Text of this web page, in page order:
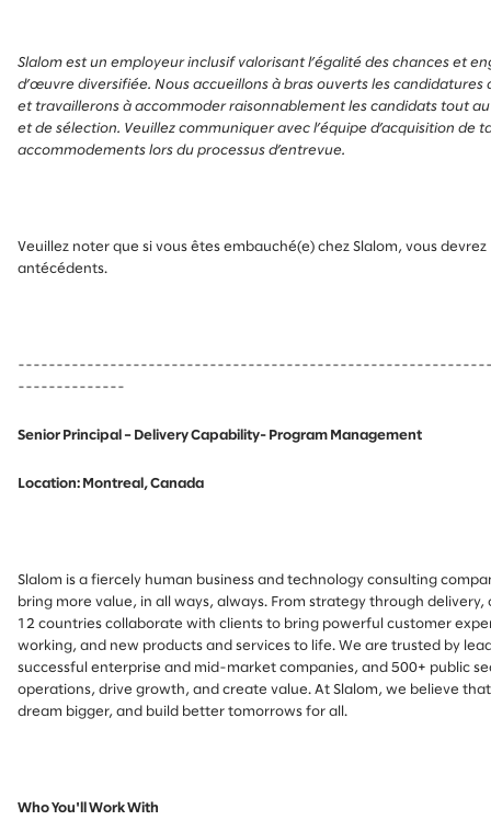
Slalom est un employeur inclusif valorisant l’égalité des chances et
d’œuvre diversifiée. Nous accueillons à bras ouverts les candidatures
et travaillerons à accommoder raisonnablement les candidats tout
et de sélection. Veuillez communiquer avec l’équipe d’acquisition de
accommodements lors du processus d’entrevue.
Veuillez noter que si vous êtes embauché(e) chez Slalom, vous
antécédents.
--------------
Senior Principal – Delivery Capability- Program Management
Location: Montreal, Canada
Slalom is a fiercely human business and technology consulting
bring more value, in all ways, always. From strategy through
12 countries collaborate with clients to bring powerful customer
working, and new products and services to life. We are trusted by
successful enterprise and mid-market companies, and 500+ public
operations, drive growth, and create value. At Slalom, we believe
dream bigger, and build better tomorrows for all.
Who You'll Work With